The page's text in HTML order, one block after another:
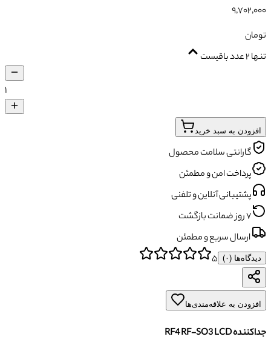
۹٬۷۰۲٬۰۰۰
تومان
تنها ۲ عدد باقیست
۱
افزودن به سبد خرید
گارانتی سلامت محصول
پرداخت امن و مطمئن
پشتیبانی آنلاین و تلفنی
۷ روز ضمانت بازگشت
ارسال سریع و مطمئن
دیدگاه‌ها (۰) ۵
افزودن به علاقه‌مندی‌ها
جداکننده RF4 RF-SO3 LCD